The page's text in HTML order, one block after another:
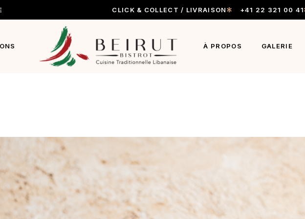
CLICK & COLLECT / LIVRAISON +41 22 321 00 41
À PROPOS GALERIE